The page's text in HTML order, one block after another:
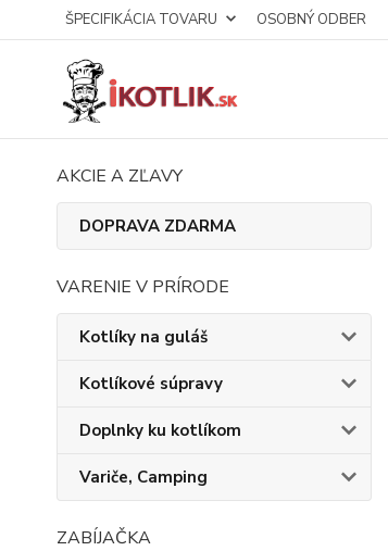
ŠPECIFIKÁCIA TOVARU OSOBNÝ ODBER
AKCIE A ZĽAVY
DOPRAVA ZDARMA
VARENIE V PRÍRODE
Kotlíky na guláš
Kotlíkové súpravy
Doplnky ku kotlíkom
Variče, Camping
ZABÍJAČKA